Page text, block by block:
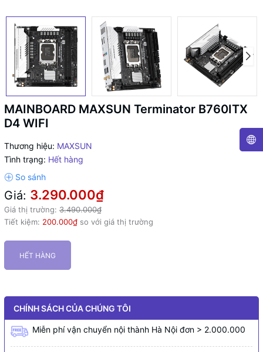
MAINBOARD MAXSUN Terminator B760ITX
D4 WIFI
Thương hiệu: MAXSUN
Tình trạng: Hết hàng
Giá: 3.290.000₫
Giá thị trường: 3.490.000₫
Tiết kiệm: 200.000₫ so với giá thị trường
HẾT HÀNG
CHÍNH SÁCH CỦA CHÚNG TÔI
Miễn phí vận chuyển nội thành Hà Nội đơn > 2.000.000